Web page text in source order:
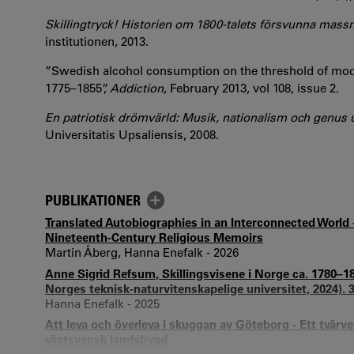
Skillingtryck! Historien om 1800-talets försvunna
institutionen, 2013.
”Swedish alcohol consumption on the threshold of
1775–1855”,Addiction, February 2013, vol 108, issue 2.
En patriotisk drömvärld: Musik, nationalism och genus
Universitatis Upsaliensis, 2008.
PUBLIKATIONER
Translated Autobiographies in an Interconnected
Nineteenth-Century Religious Memoirs
Martin Åberg, Hanna Enefalk - 2026
Anne Sigrid Refsum, Skillingsvisene i Norge ca.
Norges teknisk-naturvitenskapelige universitet, 2024).
Hanna Enefalk - 2025
Att leva och överleva i skuggan av Göteborg - Ett